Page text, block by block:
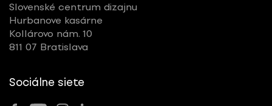
Slovenské centrum dizajnu
Hurbanove kasárne
Kollárovo nám. 10
811 07 Bratislava
Sociálne siete